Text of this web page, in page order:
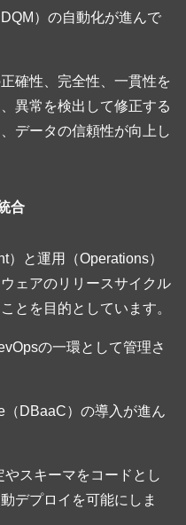
）の自動化が進んで
確性、完全性、一貫性を
異常を検出して修正する
データの信頼性が向上し
合
と運用（Operations）
ェアのリリースサイクル
とを目的としています。
の一環として管理さ
（DBaaC）の導入が進ん
スキーマをコードとし
デプロイを可能にしま